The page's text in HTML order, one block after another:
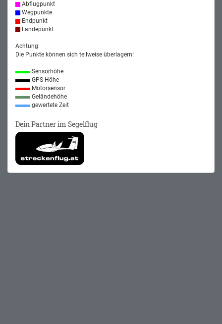
Abflugpunkt
Wegpunkte
Endpunkt
Landepunkt
Achtung:
Die Punkte können sich teilweise überlagern!
Sensorhöhe
GPS-Höhe
Motorsensor
Geländehöhe
gewertete Zeit
Dein Partner im Segelflug